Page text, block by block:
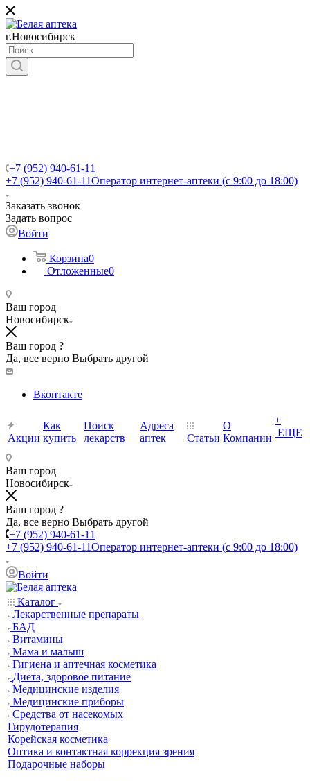
г.Новосибирск
+7 (952) 940-61-11
+7 (952) 940-61-11Оператор интернет-аптеки (с 9:00 до 18:00)
Заказать звонок
Задать вопрос
Войти
Корзина0
Отложенные0
Ваш город
Новосибирск
Ваш город ?
Да, все верно Выбрать другой
Вконтакте
Акции
Как
купить
Поиск
лекарств
Адреса
аптек
Статьи
О
Компании
+
ЕЩЕ
Ваш город
Новосибирск
Ваш город ?
Да, все верно Выбрать другой
+7 (952) 940-61-11
+7 (952) 940-61-11Оператор интернет-аптеки (с 9:00 до 18:00)
Войти
Каталог
Лекарственные препараты
БАД
Витамины
Мама и малыш
Гигиена и аптечная косметика
Диета, здоровое питание
Медицинские изделия
Медицинские приборы
Средства от насекомых
Гирудотерапия
Корейская косметика
Оптика и контактная коррекция зрения
Подарочные наборы